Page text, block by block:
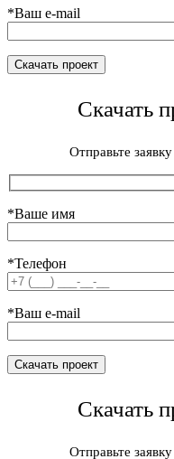
*Ваш e-mail
Скачать
Отправьте
*Ваше имя
*Телефон
*Ваш e-mail
Скачать
Отправьте